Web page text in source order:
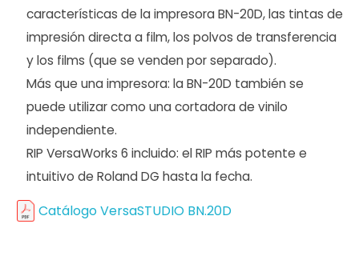
características de la impresora BN-20D, las tintas de
impresión directa a film, los polvos de transferencia
y los films (que se venden por separado).
Más que una impresora: la BN-20D también se
puede utilizar como una cortadora de vinilo
independiente.
RIP VersaWorks 6 incluido: el RIP más potente e
intuitivo de Roland DG hasta la fecha.
Catálogo VersaSTUDIO BN.20D